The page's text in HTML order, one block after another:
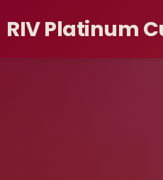
RIV Platinum